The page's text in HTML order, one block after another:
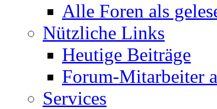
Alle Foren als
Nützliche Links
Heutige Beiträge
Forum-Mitarbeiter
Services